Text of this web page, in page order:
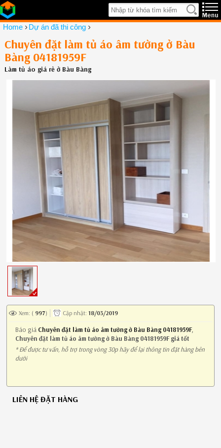
Home ›Dự án đã thi công ›
Chuyên đặt làm tủ áo âm tường ở Bàu
Bàng 04181959F
Làm tủ áo giá rẻ ở Bàu Bàng
Xem: ( 997) Cập nhật: 18/03/2019
Báo giá Chuyên đặt làm tủ áo âm tường ở Bàu Bàng 04181959F,
Chuyên đặt làm tủ áo âm tường ở Bàu Bàng 04181959F giá tốt
* Để được tư vấn, hỗ trợ trong vòng 30p hãy để lại thông tin đặt hàng bên
dưới
LIÊN HỆ ĐẶT HÀNG